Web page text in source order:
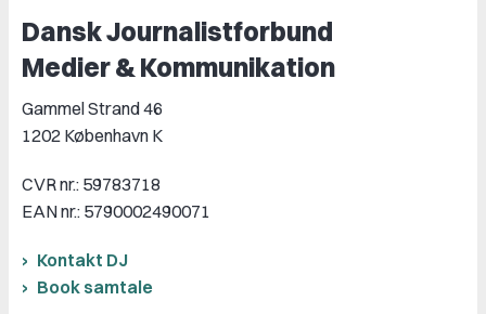
Dansk Journalistforbund
Medier & Kommunikation
Gammel Strand 46
1202 København K
CVR nr.: 59783718
EAN nr.: 5790002490071
Kontakt DJ
Book samtale